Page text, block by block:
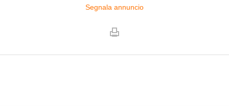
Segnala annuncio